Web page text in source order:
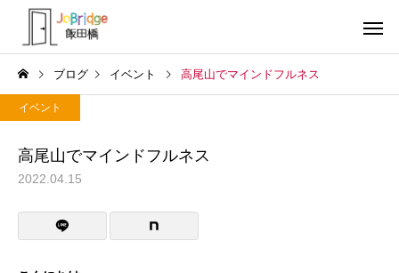
ブログ イベント 高尾山でマインドフルネス
イベント
高尾山でマインドフルネス
2022.04.15